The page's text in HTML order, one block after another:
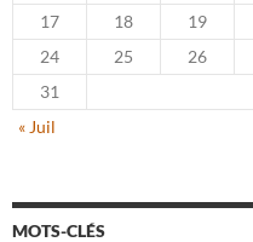
17
18 19
24
25 26
31
« Juil
MOTS-CLÉS